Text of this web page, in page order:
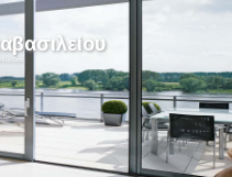
Καρδίτσα